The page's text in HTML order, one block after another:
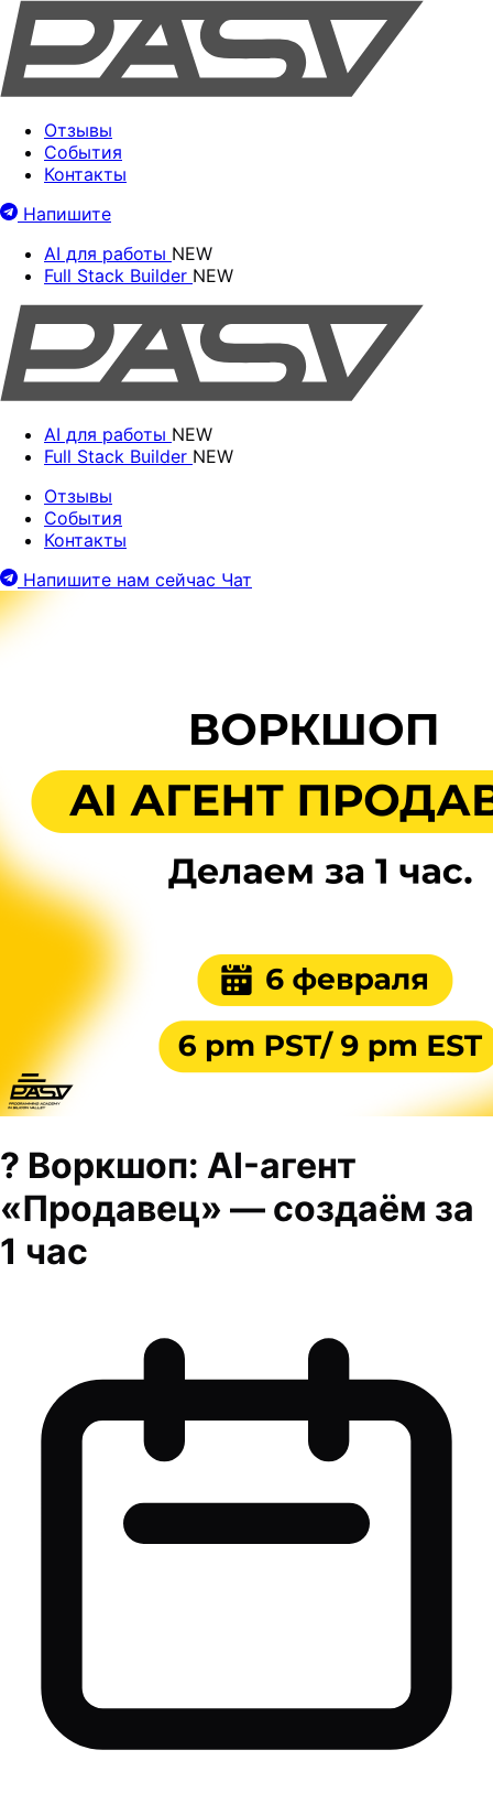
Отзывы
События
Контакты
Напишите
AI для работы NEW
Full Stack Builder NEW
AI для работы NEW
Full Stack Builder NEW
Отзывы
События
Контакты
Напишите нам сейчас Чат
? Воркшоп: AI-агент
«Продавец» — создаём за
1 час